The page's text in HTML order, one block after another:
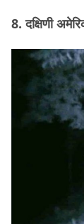
8. दक्षिणी